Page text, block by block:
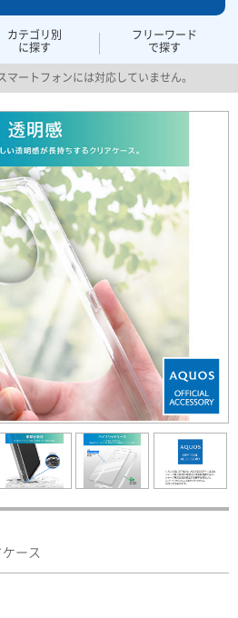
カテゴリ別
に探す
フリーワード
で探す
マートフォンには対応していません。
ース